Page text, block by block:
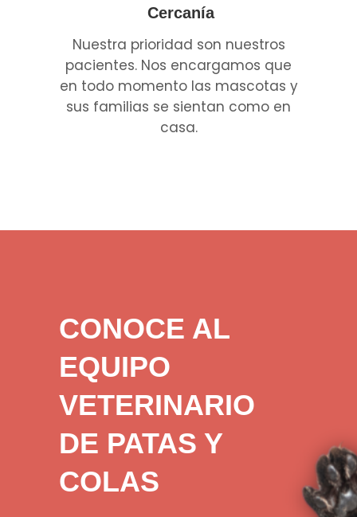
Cercanía
Nuestra prioridad son nuestros
pacientes. Nos encargamos que
en todo momento las mascotas y
sus familias se sientan como en
casa.
CONOCE AL
EQUIPO
VETERINARIO
DE PATAS Y
COLAS